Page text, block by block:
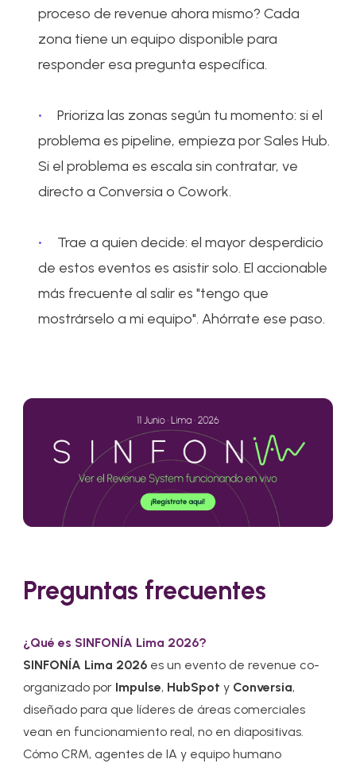
proceso de revenue ahora mismo? Cada
zona tiene un equipo disponible para
responder esa pregunta específica.
Prioriza las zonas según tu momento: si el
problema es pipeline, empieza por Sales Hub.
Si el problema es escala sin contratar, ve
directo a Conversia o Cowork.
Trae a quien decide: el mayor desperdicio
de estos eventos es asistir solo. El accionable
más frecuente al salir es "tengo que
mostrárselo a mi equipo". Ahórrate ese paso.
Preguntas frecuentes
¿Qué es SINFONÍA Lima 2026?
SINFONÍA Lima 2026 es un evento de revenue co-
organizado por Impulse, HubSpoty Conversia,
diseñado para que líderes de áreas comerciales
vean en funcionamiento real, no en diapositivas.
Cómo CRM, agentes de IA y equipo humano